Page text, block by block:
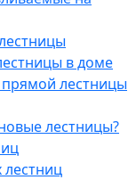
в доме
лестницы
лестницы?